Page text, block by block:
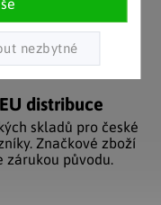
papírový katalog
do schránky.
EU distribuce
skladů pro české
Značkové zboží
zárukou původu.